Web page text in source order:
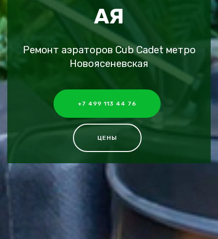
АЯ
Ремонт аэраторов Cub Cadet метро
Новоясеневская
+7 499 113 44 76
ЦЕНЫ